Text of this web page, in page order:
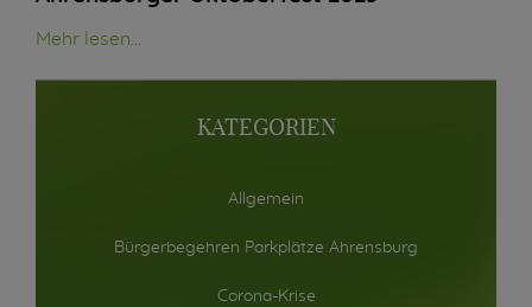
Mehr lesen...
KATEGORIEN
Allgemein
Bürgerbegehren Parkplätze Ahrensburg
Corona-Krise